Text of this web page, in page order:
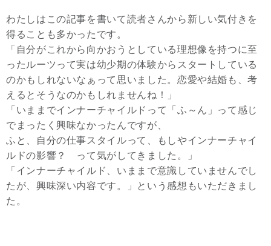
わたしはこの記事を書いて読者さんから新しい気付きを
得ることも多かったです。
「自分がこれから向かおうとしている理想像を持つに至
ったルーツって実は幼少期の体験からスタートしている
のかもしれないなぁって思いました。恋愛や結婚も、考
えるとそうなのかもしれませんね！」
「いままでインナーチャイルドって「ふ～ん」って感じ
でまったく興味なかったんですが、
ふと、自分の仕事スタイルって、もしやインナーチャイ
ルドの影響？ って気がしてきました。」
「インナーチャイルド、いままで意識していませんでし
たが、興味深い内容です。」という感想もいただきまし
た。